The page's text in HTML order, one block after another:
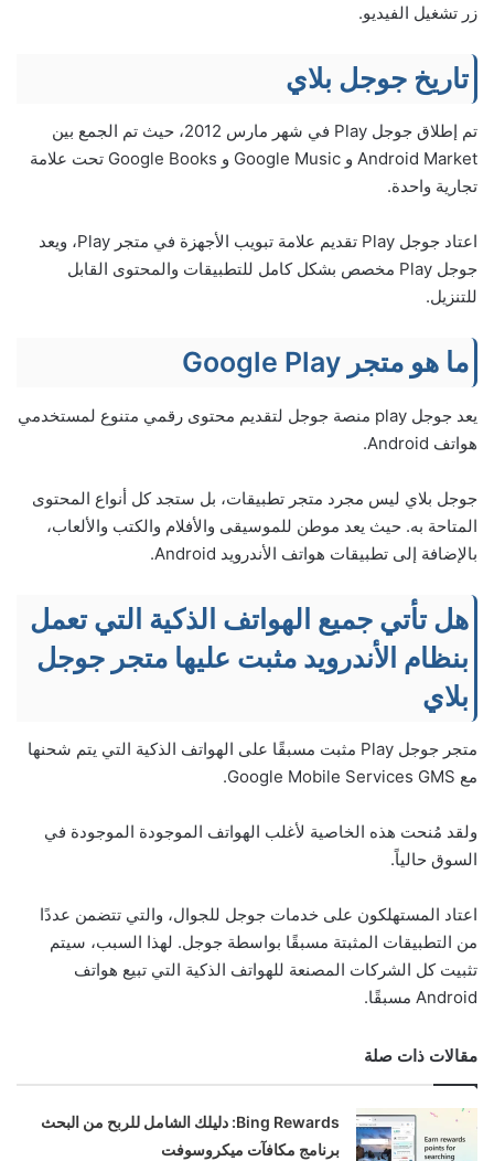
زر تشغيل الفيديو.
تاريخ جوجل بلاي
تم إطلاق جوجل Play في شهر مارس 2012، حيث تم الجمع بين
Android Market و Google Music و Google Books تحت علامة
تجارية واحدة.
اعتاد جوجل Play تقديم علامة تبويب الأجهزة في متجر Play، ويعد
جوجل Play مخصص بشكل كامل للتطبيقات والمحتوى القابل
للتنزيل.
ما هو متجر Google Play
يعد جوجل play منصة جوجل لتقديم محتوى رقمي متنوع لمستخدمي
هواتف Android.
جوجل بلاي ليس مجرد متجر تطبيقات، بل ستجد كل أنواع المحتوى
المتاحة به. حيث يعد موطن للموسيقى والأفلام والكتب والألعاب،
بالإضافة إلى تطبيقات هواتف الأندرويد Android.
هل تأتي جميع الهواتف الذكية التي تعمل
بنظام الأندرويد مثبت عليها متجر جوجل
بلاي
متجر جوجل Play مثبت مسبقًا على الهواتف الذكية التي يتم شحنها
مع Google Mobile Services GMS.
ولقد مُنحت هذه الخاصية لأغلب الهواتف الموجودة الموجودة في
السوق حالياً.
اعتاد المستهلكون على خدمات جوجل للجوال، والتي تتضمن عددًا
من التطبيقات المثبتة مسبقًا بواسطة جوجل. لهذا السبب، سيتم
تثبيت كل الشركات المصنعة للهواتف الذكية التي تبيع هواتف
Android مسبقًا.
مقالات ذات صلة
Bing Rewards: دليلك الشامل للربح من البحث
برنامج مكافآت ميكروسوفت